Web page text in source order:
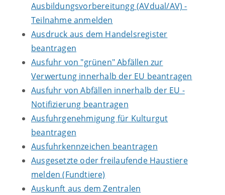
Ausbildungsvorbereitungg (AVdual/AV) -
Teilnahme anmelden
Ausdruck aus dem Handelsregister
beantragen
Ausfuhr von "grünen" Abfällen zur
Verwertung innerhalb der EU beantragen
Ausfuhr von Abfällen innerhalb der EU -
Notifizierung beantragen
Ausfuhrgenehmigung für Kulturgut
beantragen
Ausfuhrkennzeichen beantragen
Ausgesetzte oder freilaufende Haustiere
melden (Fundtiere)
Auskunft aus dem Zentralen